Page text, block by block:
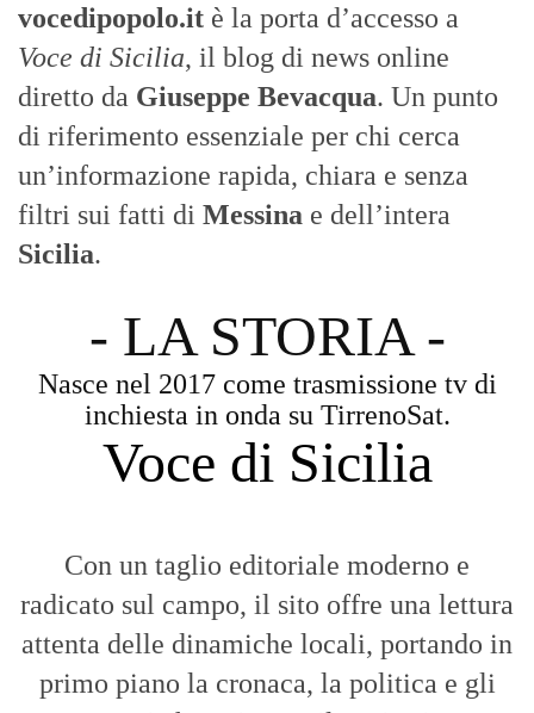
vocedipopolo.it è la porta d’accesso a
Voce di Sicilia, il blog di news online
diretto da Giuseppe Bevacqua. Un punto
di riferimento essenziale per chi cerca
un’informazione rapida, chiara e senza
filtri sui fatti di Messina e dell’intera
Sicilia.
- LA STORIA -
Nasce nel 2017 come trasmissione tv di
inchiesta in onda su TirrenoSat.
Voce di Sicilia
Con un taglio editoriale moderno e
radicato sul campo, il sito offre una lettura
attenta delle dinamiche locali, portando in
primo piano la cronaca, la politica e gli